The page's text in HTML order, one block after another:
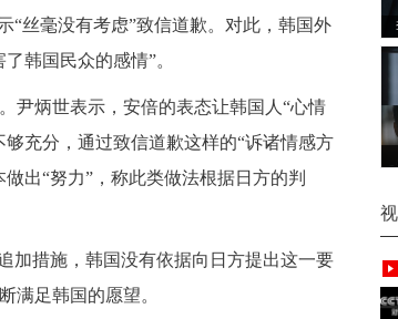
“丝毫没有考虑”致信道歉。对此，韩国外
韩国民众的感情”。
炳世表示，安倍的表态让韩国人“心情
充分，通过致信道歉这样的“诉诸情感方
出“努力”，称此类做法根据日方的判
措施，韩国没有依据向日方提出这一要
满足韩国的愿望。